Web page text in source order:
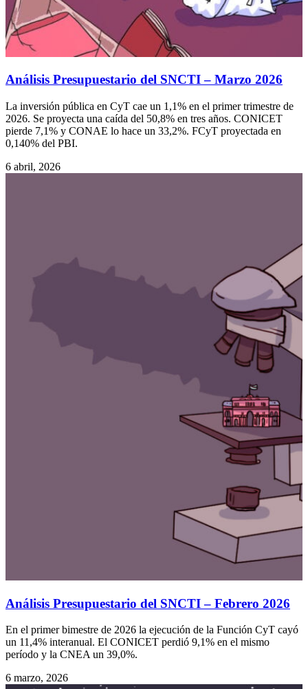
Análisis Presupuestario del SNCTI – Marzo 2026
La inversión pública en CyT cae un 1,1% en el primer trimestre de
2026. Se proyecta una caída del 50,8% en tres años. CONICET
pierde 7,1% y CONAE lo hace un 33,2%. FCyT proyectada en
0,140% del PBI.
6 abril, 2026
Análisis Presupuestario del SNCTI – Febrero 2026
En el primer bimestre de 2026 la ejecución de la Función CyT cayó
un 11,4% interanual. El CONICET perdió 9,1% en el mismo
período y la CNEA un 39,0%.
6 marzo, 2026